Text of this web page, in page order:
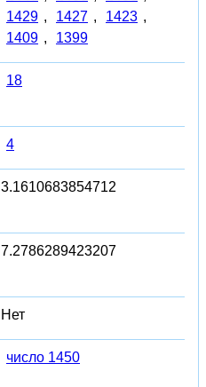
1429 , 1427 , 1423 ,
1409 , 1399
18
4
3.1610683854712
7.2786289423207
Нет
число 1450